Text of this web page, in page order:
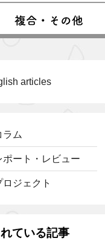
articles
ラム
ポート・レビュー
ロジェクト
ている記事